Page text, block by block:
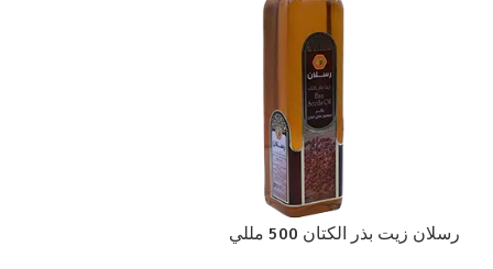
رسلان زيت بذر الكتان 500 مللي